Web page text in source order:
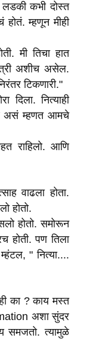
कभी दोस्त
म्हणून मीही
मी तिचा हात
अशीच असेल.
टिकणारी."
दिला. नित्याही
असं म्हणत आमचे
राहिलो. आणि
वाढला होता.
होतो.
होतो. समोरून
होती. पण तिला
" नित्या....
का ? काय मस्त
अशा सुंदर
समजतो. त्यामुळे